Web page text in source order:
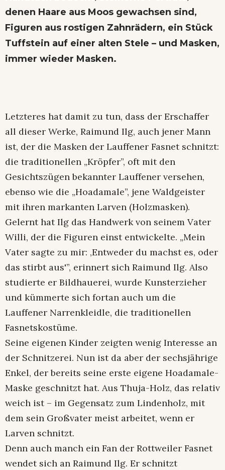
denen Haare aus Moos gewachsen sind,
Figuren aus rostigen Zahnrädern, ein Stück
Tuffstein auf einer alten Stele – und Masken,
immer wieder Masken.
Letzteres hat damit zu tun, dass der Erschaffer
all dieser Werke, Raimund Ilg, auch jener Mann
ist, der die Masken der Lauffener Fasnet schnitzt:
die traditionellen „Kröpfer”, oft mit den
Gesichtszügen bekannter Lauffener versehen,
ebenso wie die „Hoadamale”, jene Waldgeister
mit ihren markanten Larven (Holzmasken).
Gelernt hat Ilg das Handwerk von seinem Vater
Willi, der die Figuren einst entwickelte. „Mein
Vater sagte zu mir: ‚Entweder du machst es, oder
das stirbt aus'”, erinnert sich Raimund Ilg. Also
studierte er Bildhauerei, wurde Kunsterzieher
und kümmerte sich fortan auch um die
Lauffener Narrenkleidle, die traditionellen
Fasnetskostüme.
Seine eigenen Kinder zeigten wenig Interesse an
der Schnitzerei. Nun ist da aber der sechsjährige
Enkel, der bereits seine erste eigene Hoadamale-
Maske geschnitzt hat. Aus Thuja-Holz, das relativ
weich ist – im Gegensatz zum Lindenholz, mit
dem sein Großvater meist arbeitet, wenn er
Larven schnitzt.
Denn auch manch ein Fan der Rottweiler Fasnet
wendet sich an Raimund Ilg. Er schnitzt